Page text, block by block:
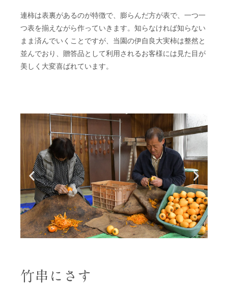
連柿は表裏があるのが特徴で、膨らんだ方が表で、一つ一
つ表を揃えながら作っていきます。知らなければ知らない
まま済んでいくことですが、当園の伊自良大実柿は整然と
並んでおり、贈答品として利用されるお客様には見た目が
美しく大変喜ばれています。
竹串にさす